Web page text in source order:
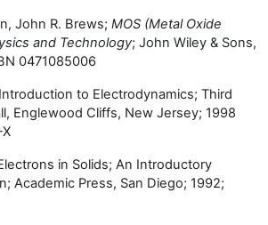
John R. Brews; MOS (Metal Oxide
and Technology; John Wiley & Sons,
0471085006
to Electrodynamics; Third
Englewood Cliffs, New Jersey; 1998
in Solids; An Introductory
Academic Press, San Diego; 1992;